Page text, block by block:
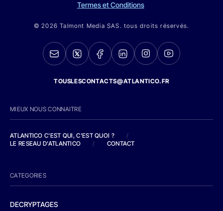
Termes et Conditions
© 2026 Talmont Media SAS. tous droits réservés.
TOUSLESCONTACTS@ATLANTICO.FR
MIEUX NOUS CONNAITRE
ATLANTICO C'EST QUI, C'EST QUOI ?
/
LE RESEAU D'ATLANTICO
/ CONTACT
CATEGORIES
DECRYPTAGES